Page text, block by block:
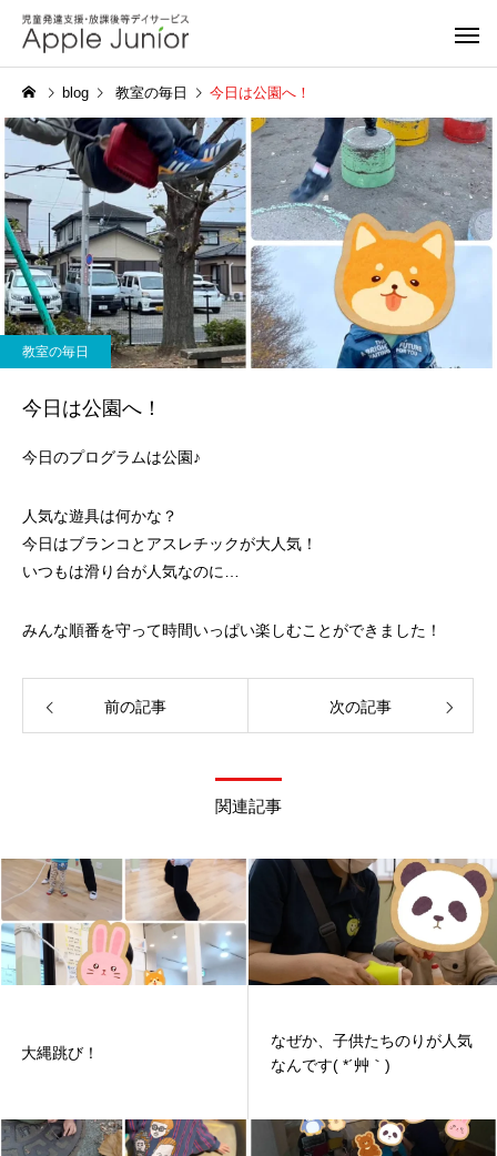
blog 教室の毎日 今日は公園へ！
教室の毎日
今日は公園へ！
今日のプログラムは公園♪
人気な遊具は何かな？
今日はブランコとアスレチックが大人気！
いつもは滑り台が人気なのに…
みんな順番を守って時間いっぱい楽しむことができました！
前の記事 次の記事
関連記事
大縄跳び！
なぜか、子供たちのりが人気
なんです( *´艸｀)